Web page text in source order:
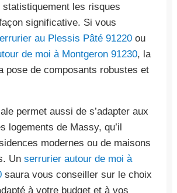
les risques
significative. Si vous
au Plessis Pâté 91220 ou
de moi à Montgeron 91230, la
pose de composants robustes et
permet aussi de s’adapter aux
logements de Massy, qu’il
modernes ou de maisons
Un serrurier autour de moi à
saura vous conseiller sur le choix
à votre budget et à vos